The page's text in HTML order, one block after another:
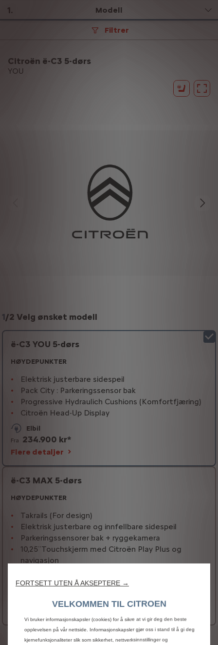
1. Modell
Filtrer
Citroën ë-C3 5-dørs
YOU
1/2 Velg ønsket modell
ë-C3 YOU 5-dørs
HØYDEPUNKTER
Elektrisk justerbare sidespeil
Pack City : Parkeringssensor bak
Progressive Hydraulich Cushions (Komfortfjæring)
Citroën Head-Up Display
Elbil
Fra 234.900 kr*
Flere detaljer
ë-C3 MAX 5-dørs
HØYDEPUNKTER
Takrails (For design)
Elektrisk justerbare og innfellbare sidespeil
Parkeringssensorer bak + ryggekamera
10,25¨Touchskjerm med Citroën Play Plus og
navigasjon
Elbil
264.900 kr*
JURIDISK INFORMASJON
FORTSETT UTEN Å AKSEPTERE →
VELKOMMEN TIL CITROEN
Vi bruker informasjonskapsler (cookies) for å sikre at vi gir deg den beste
opplevelsen på vår nettside. Informasjonskapsler gjør oss i stand til å gi deg
kjernefunksjonaliteter slik som sikkerhet, nettverksinnstillinger og